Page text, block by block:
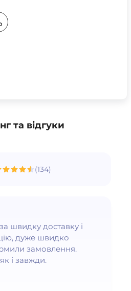
та відгуки
(134)
швидку доставку і
дуже швидко
замовлення.
і завжди.